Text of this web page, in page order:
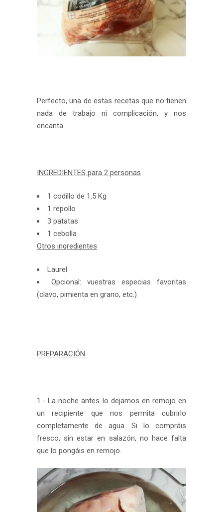
Perfecto, una de estas recetas que no tienen
nada de trabajo ni complicación, y nos
encanta.
INGREDIENTES para 2 personas
1 codillo de 1,5 Kg
1 repollo
3 patatas
1 cebolla
Otros ingredientes
Laurel
Opcional: vuestras especias favoritas
(clavo, pimienta en grano, etc.)
PREPARACIÓN
1.- La noche antes lo dejamos en remojo en
un recipiente que nos permita cubrirlo
completamente de agua. Si lo compráis
fresco, sin estar en salazón, no hace falta
que lo pongáis en remojo.